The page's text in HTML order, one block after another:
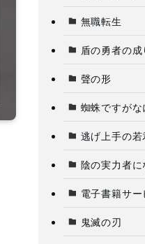
無職転生
盾の勇者の成
聲の形
蜘蛛ですがな
逃げ上手の若
陰の実力者
電子書籍サー
鬼滅の刃